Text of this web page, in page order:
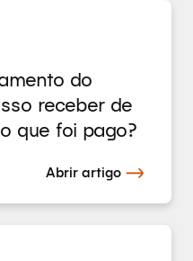
do
receber de
que foi pago?
Abrir artigo